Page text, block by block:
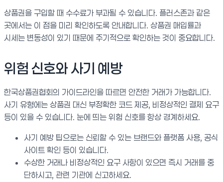
상품권을 구입할 때 수수료가 부과될 수 있습니다. 플러스존과 같은
곳에서는 이 점을 미리 확인하도록 안내합니다. 상품권 매입률과
시세는 변동성이 있기 때문에 주기적으로 확인하는 것이 중요합니다.
위험 신호와 사기 예방
한국상품권협회의 가이드라인을 따르면 안전한 거래가 가능합니다.
사기 유형에는 상품권 대신 부정확한 코드 제공, 비정상적인 결제 요구
등이 있을 수 있습니다. 눈에 띄는 위험 신호를 항상 경계하세요.
사기 예방 팁으로는 신뢰할 수 있는 브랜드와 플랫폼 사용, 공식
사이트 확인 등이 있습니다.
수상한 거래나 비정상적인 요구 사항이 있으면 즉시 거래를 중
단하시고, 관련 기관에 신고하세요.